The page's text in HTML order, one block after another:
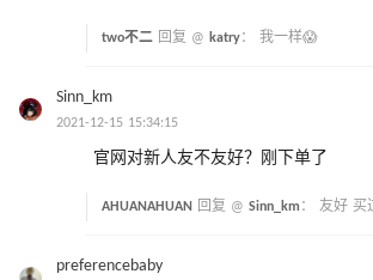
two不二 回复 @ katry： 我一样😱
Sinn_km
2021-12-15 15:34:15
官网对新人友不友好？刚下单了
AHUANAHUAN 回复 @ Sinn_km ： 友好 买
preferencebaby